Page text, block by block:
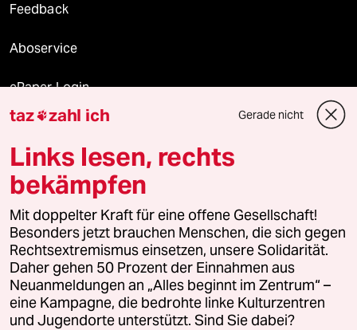
Feedback
Aboservice
ePaper Login
Downloads für Abonnierende
© 2026 taz Verlags und Vertriebs GmbH
Alle Rechte vorbehalten. Bei rechtlichen Fragen oder für Genehmigungen
wenden Sie sich bitte an
lizenzen@taz.de
Feedback Redaktionsstatut Kommune-Richtlinien
Leitlinie Informant Datenschutz Impressum AGB
taz zahl ich Gerade nicht
Links lesen, rechts
bekämpfen
Mit doppelter Kraft für eine offene Gesellschaft!
Besonders jetzt brauchen Menschen, die sich gegen
Rechtsextremismus einsetzen, unsere Solidarität.
Daher gehen 50 Prozent der Einnahmen aus
Neuanmeldungen an „Alles beginnt im Zentrum“ –
eine Kampagne, die bedrohte linke Kulturzentren
und Jugendorte unterstützt. Sind Sie dabei?